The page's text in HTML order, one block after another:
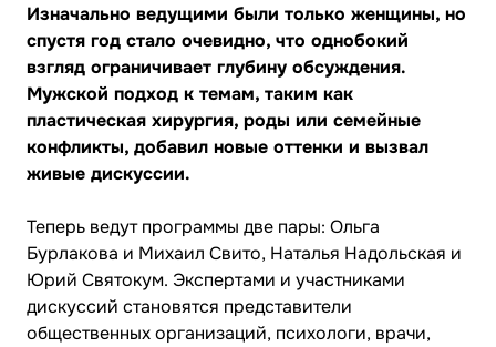
Изначально ведущими были только женщины, но
спустя год стало очевидно, что однобокий
взгляд ограничивает глубину обсуждения.
Мужской подход к темам, таким как
пластическая хирургия, роды или семейные
конфликты, добавил новые оттенки и вызвал
живые дискуссии.
Теперь ведут программы две пары: Ольга
Бурлакова и Михаил Свито, Наталья Надольская и
Юрий Святокум. Экспертами и участниками
дискуссий становятся представители
общественных организаций, психологи, врачи,